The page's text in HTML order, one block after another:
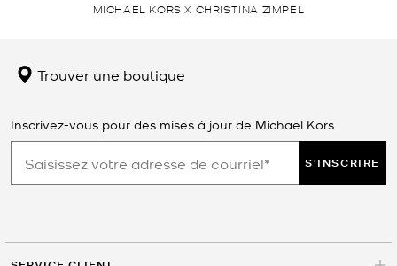
MICHAEL KORS X CHRISTINA ZIMPEL
Trouver une boutique
Inscrivez-vous pour des mises à jour de Michael Kors
S'INSCRIRE